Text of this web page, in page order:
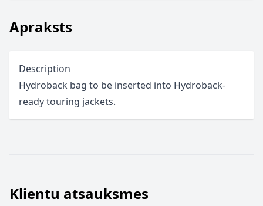
Apraksts
Description
Hydroback bag to be inserted into Hydroback-
ready touring jackets.
Klientu atsauksmes